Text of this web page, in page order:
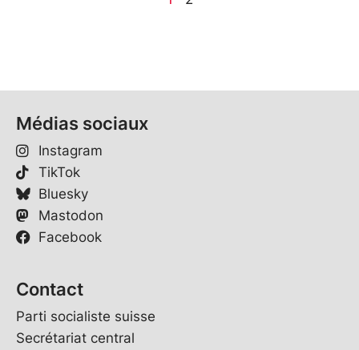
Médias sociaux
Instagram
TikTok
Bluesky
Mastodon
Facebook
Contact
Parti socialiste suisse
Secrétariat central